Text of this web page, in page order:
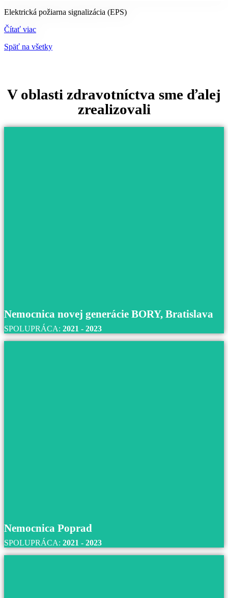
Elektrická požiarna signalizácia (EPS)
Čítať viac
Späť na všetky
V oblasti zdravotníctva sme ďalej
zrealizovali
Nemocnica novej generácie BORY, Bratislava
SPOLUPRÁCA: 2021 - 2023
Nemocnica Poprad
SPOLUPRÁCA: 2021 - 2023